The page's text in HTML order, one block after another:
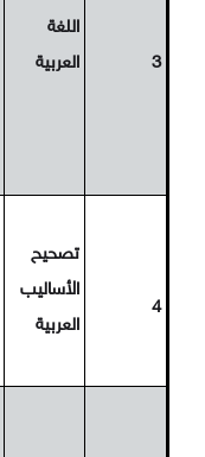
3
اللغة
العربية
4
تصحيح
الأساليب
العربية